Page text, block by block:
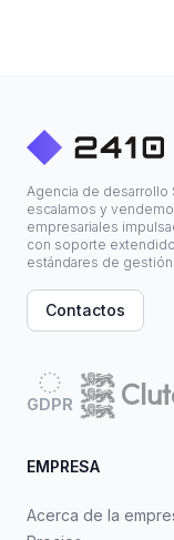
Agencia de desarrollo
escalamos y
empresariales
con soporte
estándares de
Contactos
GDPR
EMPRESA
Acerca de la